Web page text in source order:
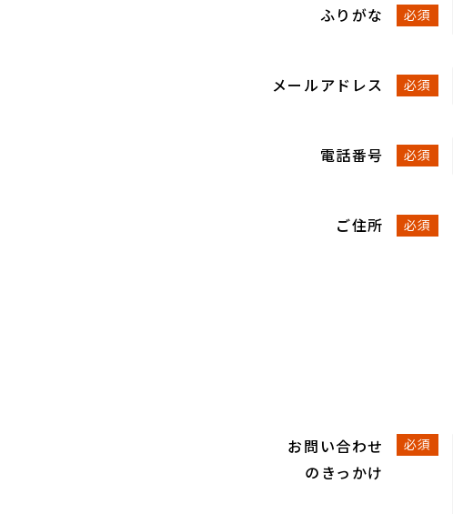
ふりがな 必須
メールアドレス 必須
電話番号 必須
ご住所 必須
お問い合わせ
のきっかけ
必須